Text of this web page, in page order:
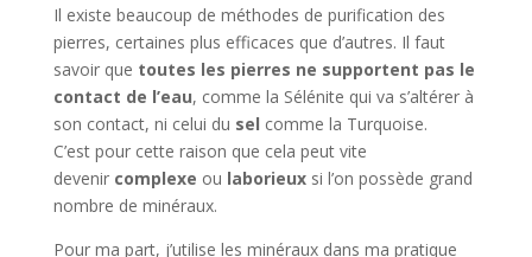
Il existe beaucoup de méthodes de purification des
pierres, certaines plus efficaces que d’autres. Il faut
savoir que toutes les pierres ne supportent pas le
contact de l’eau, comme la Sélénite qui va s’altérer à
son contact, ni celui du sel comme la Turquoise.
C’est pour cette raison que cela peut vite
devenir complexe ou laborieux si l’on possède grand
nombre de minéraux.
Pour ma part, j’utilise les minéraux dans ma pratique